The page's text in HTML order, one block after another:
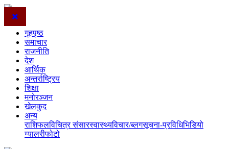
गृहपृष्ठ
समाचार
राजनीति
देश
आर्थिक
अन्तर्राष्ट्रिय
शिक्षा
मनोरञ्जन
खेलकुद
अन्य
राशिफलविचित्र संसारस्वास्थ्यविचार/ब्लगसूचना-प्रविधिभिडियो
ग्यालरीफोटो